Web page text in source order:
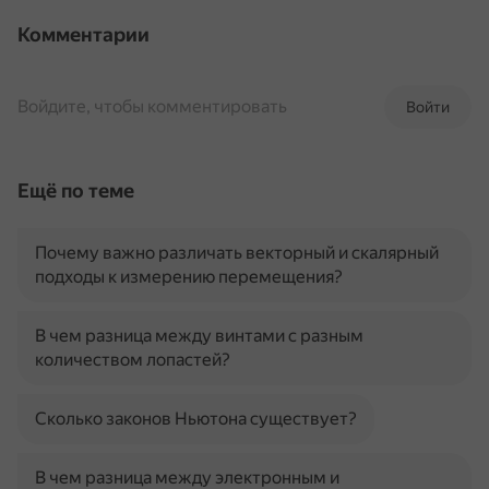
Комментарии
Войти
Войдите, чтобы комментировать
Ещё по теме
Почему важно различать векторный и скалярный
подходы к измерению перемещения?
В чем разница между винтами с разным
количеством лопастей?
Сколько законов Ньютона существует?
В чем разница между электронным и